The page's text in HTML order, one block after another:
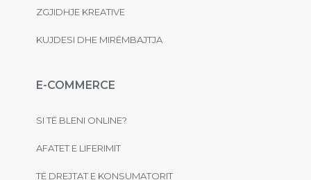
ZGJIDHJE KREATIVE
KUJDESI DHE MIRËMBAJTJA
E-COMMERCE
SI TË BLENI ONLINE?
AFATET E LIFERIMIT
TË DREJTAT E KONSUMATORIT